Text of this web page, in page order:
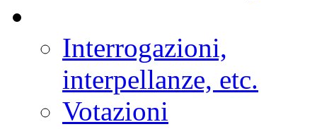
Interrogazioni,
interpellanze, etc.
Votazioni